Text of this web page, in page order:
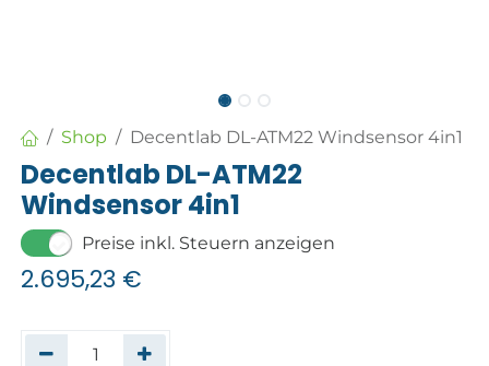
Shop Decentlab DL-ATM22 Windsensor 4in1
Decentlab DL-ATM22
Windsensor 4in1
Preise inkl. Steuern anzeigen
2.695,23 €